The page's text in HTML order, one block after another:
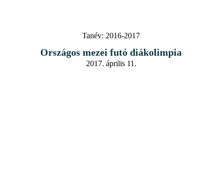
Tanév: 2016-2017
Országos mezei futó diákolimpia
2017. április 11.